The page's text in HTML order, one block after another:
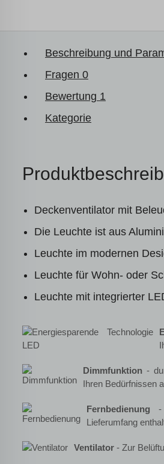
Beschreibung und
Fragen 0
Bewertung 1
Kategorie
Deckenventilator mit
Die Leuchte ist aus
Leuchte im modernen
Leuchte für Wohn- oder
Leuchte mit integrierter
Dimmfunktion -
Ihren Bedürfnissen
Fernbedienung -
Lieferumfang
Ventilator - Zur